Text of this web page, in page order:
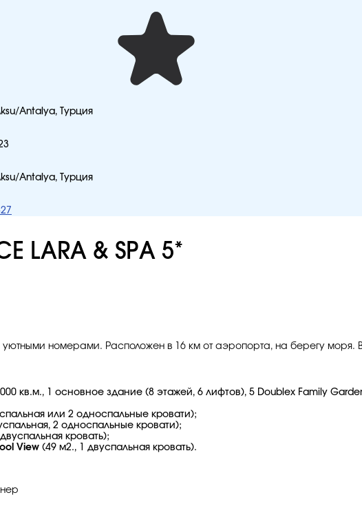
Antalya, Турция
Antalya, Турция
LARA & SPA 5*
номерами. Расположен в 16 км от аэропорта, на берегу моря.
кв.м., 1 основное здание (8 этажей, 6 лифтов), 5 Doublex Family
или 2 односпальные кровати);
2 односпальные кровати);
кровать);
View (49 м2., 1 двуспальная кровать).